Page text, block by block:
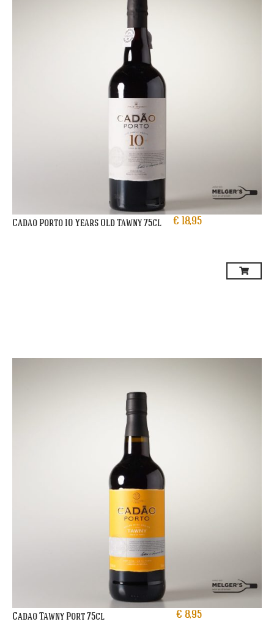
Cadao Porto 10 Years Old Tawny 75cl € 18,95
Cadao Tawny Port 75cl € 8,95